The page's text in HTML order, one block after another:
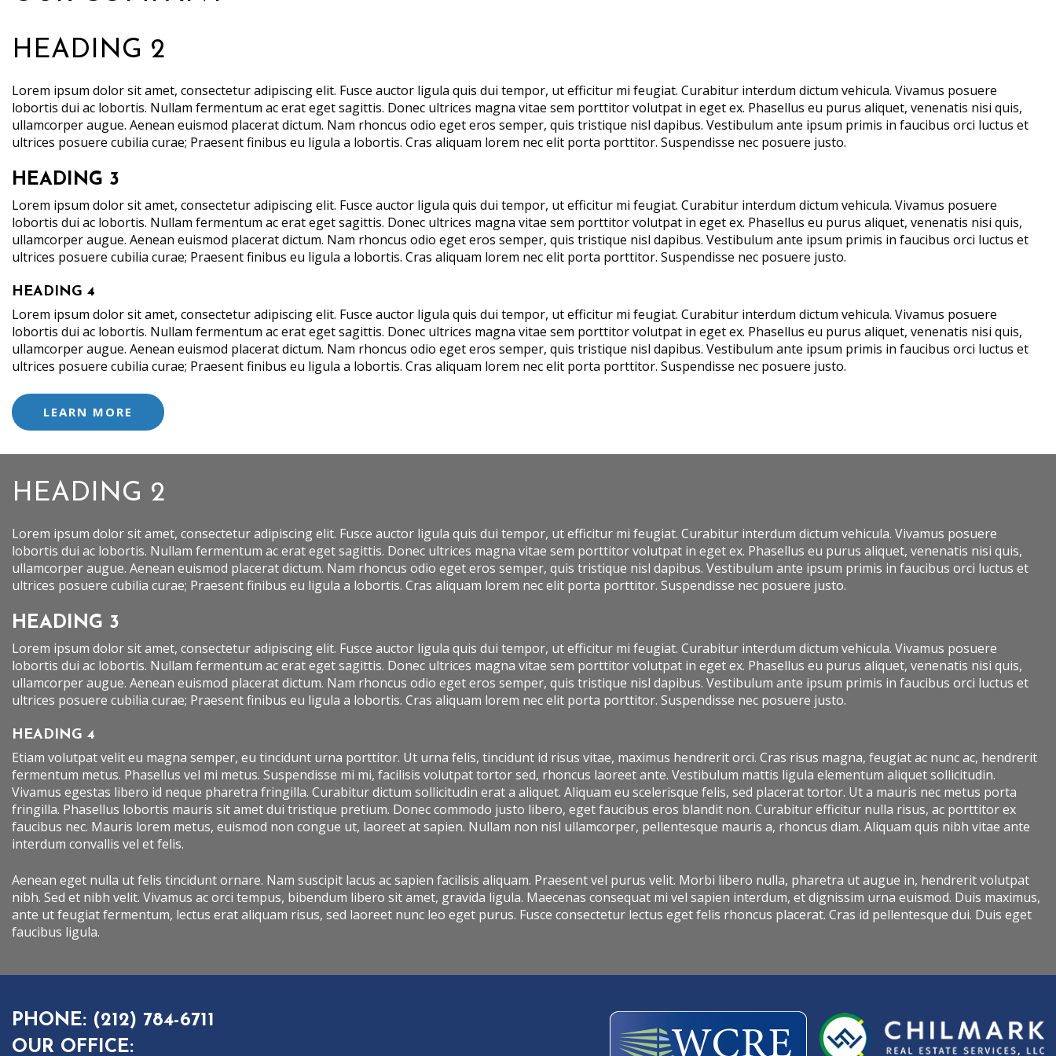
HEADING 2
Lorem ipsum dolor sit amet, consectetur adipiscing elit. Fusce auctor ligula quis dui tempor, ut efficitur mi feugiat. Curabitur interdum dictum vehicula. Vivamus posuere
lobortis dui ac lobortis. Nullam fermentum ac erat eget sagittis. Donec ultrices magna vitae sem porttitor volutpat in eget ex. Phasellus eu purus aliquet, venenatis nisi quis,
ullamcorper augue. Aenean euismod placerat dictum. Nam rhoncus odio eget eros semper, quis tristique nisl dapibus. Vestibulum ante ipsum primis in faucibus orci luctus et
ultrices posuere cubilia curae; Praesent finibus eu ligula a lobortis. Cras aliquam lorem nec elit porta porttitor. Suspendisse nec posuere justo.
HEADING 3
Lorem ipsum dolor sit amet, consectetur adipiscing elit. Fusce auctor ligula quis dui tempor, ut efficitur mi feugiat. Curabitur interdum dictum vehicula. Vivamus posuere
lobortis dui ac lobortis. Nullam fermentum ac erat eget sagittis. Donec ultrices magna vitae sem porttitor volutpat in eget ex. Phasellus eu purus aliquet, venenatis nisi quis,
ullamcorper augue. Aenean euismod placerat dictum. Nam rhoncus odio eget eros semper, quis tristique nisl dapibus. Vestibulum ante ipsum primis in faucibus orci luctus et
ultrices posuere cubilia curae; Praesent finibus eu ligula a lobortis. Cras aliquam lorem nec elit porta porttitor. Suspendisse nec posuere justo.
HEADING 4
Lorem ipsum dolor sit amet, consectetur adipiscing elit. Fusce auctor ligula quis dui tempor, ut efficitur mi feugiat. Curabitur interdum dictum vehicula. Vivamus posuere
lobortis dui ac lobortis. Nullam fermentum ac erat eget sagittis. Donec ultrices magna vitae sem porttitor volutpat in eget ex. Phasellus eu purus aliquet, venenatis nisi quis,
ullamcorper augue. Aenean euismod placerat dictum. Nam rhoncus odio eget eros semper, quis tristique nisl dapibus. Vestibulum ante ipsum primis in faucibus orci luctus et
ultrices posuere cubilia curae; Praesent finibus eu ligula a lobortis. Cras aliquam lorem nec elit porta porttitor. Suspendisse nec posuere justo.
LEARN MORE
HEADING 2
Lorem ipsum dolor sit amet, consectetur adipiscing elit. Fusce auctor ligula quis dui tempor, ut efficitur mi feugiat. Curabitur interdum dictum vehicula. Vivamus posuere
lobortis dui ac lobortis. Nullam fermentum ac erat eget sagittis. Donec ultrices magna vitae sem porttitor volutpat in eget ex. Phasellus eu purus aliquet, venenatis nisi quis,
ullamcorper augue. Aenean euismod placerat dictum. Nam rhoncus odio eget eros semper, quis tristique nisl dapibus. Vestibulum ante ipsum primis in faucibus orci luctus et
ultrices posuere cubilia curae; Praesent finibus eu ligula a lobortis. Cras aliquam lorem nec elit porta porttitor. Suspendisse nec posuere justo.
HEADING 3
Lorem ipsum dolor sit amet, consectetur adipiscing elit. Fusce auctor ligula quis dui tempor, ut efficitur mi feugiat. Curabitur interdum dictum vehicula. Vivamus posuere
lobortis dui ac lobortis. Nullam fermentum ac erat eget sagittis. Donec ultrices magna vitae sem porttitor volutpat in eget ex. Phasellus eu purus aliquet, venenatis nisi quis,
ullamcorper augue. Aenean euismod placerat dictum. Nam rhoncus odio eget eros semper, quis tristique nisl dapibus. Vestibulum ante ipsum primis in faucibus orci luctus et
ultrices posuere cubilia curae; Praesent finibus eu ligula a lobortis. Cras aliquam lorem nec elit porta porttitor. Suspendisse nec posuere justo.
HEADING 4
Etiam volutpat velit eu magna semper, eu tincidunt urna porttitor. Ut urna felis, tincidunt id risus vitae, maximus hendrerit orci. Cras risus magna, feugiat ac nunc ac, hendrerit
fermentum metus. Phasellus vel mi metus. Suspendisse mi mi, facilisis volutpat tortor sed, rhoncus laoreet ante. Vestibulum mattis ligula elementum aliquet sollicitudin.
Vivamus egestas libero id neque pharetra fringilla. Curabitur dictum sollicitudin erat a aliquet. Aliquam eu scelerisque felis, sed placerat tortor. Ut a mauris nec metus porta
fringilla. Phasellus lobortis mauris sit amet dui tristique pretium. Donec commodo justo libero, eget faucibus eros blandit non. Curabitur efficitur nulla risus, ac porttitor ex
faucibus nec. Mauris lorem metus, euismod non congue ut, laoreet at sapien. Nullam non nisl ullamcorper, pellentesque mauris a, rhoncus diam. Aliquam quis nibh vitae ante
interdum convallis vel et felis.
Aenean eget nulla ut felis tincidunt ornare. Nam suscipit lacus ac sapien facilisis aliquam. Praesent vel purus velit. Morbi libero nulla, pharetra ut augue in, hendrerit volutpat
nibh. Sed et nibh velit. Vivamus ac orci tempus, bibendum libero sit amet, gravida ligula. Maecenas consequat mi vel sapien interdum, et dignissim urna euismod. Duis maximus,
ante ut feugiat fermentum, lectus erat aliquam risus, sed laoreet nunc leo eget purus. Fusce consectetur lectus eget felis rhoncus placerat. Cras id pellentesque dui. Duis eget
faucibus ligula.
PHONE: (212) 784-6711
OUR OFFICE: